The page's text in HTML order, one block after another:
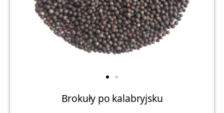
Brokuły po kalabryjsku